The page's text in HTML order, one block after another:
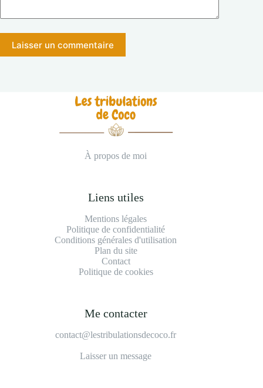
Laisser un commentaire
À propos de moi
Liens utiles
Mentions légales
Politique de confidentialité
Conditions générales d'utilisation
Plan du site
Contact
Politique de cookies
Me contacter
contact@lestribulationsdecoco.fr
Laisser un message